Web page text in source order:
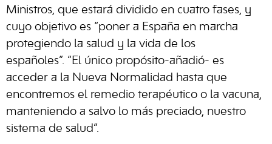
Ministros, que estará dividido en cuatro fases, y
cuyo objetivo es “poner a España en marcha
protegiendo la salud y la vida de los
españoles”. “El único propósito-añadió- es
acceder a la Nueva Normalidad hasta que
encontremos el remedio terapéutico o la vacuna,
manteniendo a salvo lo más preciado, nuestro
sistema de salud”.